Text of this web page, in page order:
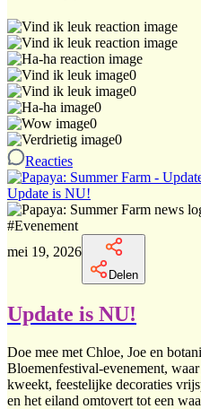
0
0
0
0
0
Reacties
Update is NU!
#Evenement
mei 19, 2026
Delen
Update is NU!
Doe mee met Chloe, Joe en
Bloemenfestival-evenement,
kweekt, feestelijke decoraties
en het eiland omtovert tot een